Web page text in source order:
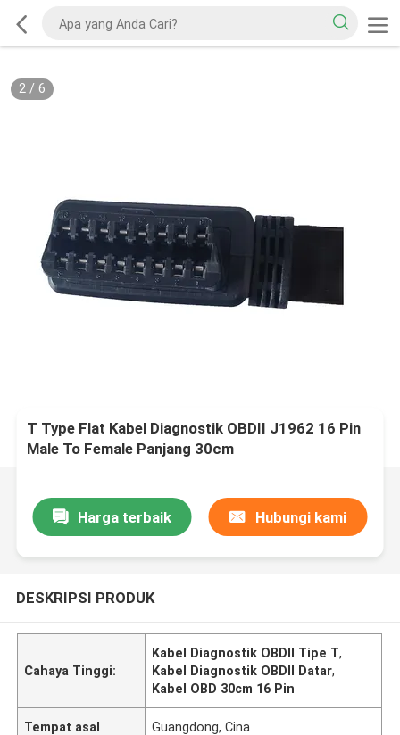
2/ 6
T Type Flat Kabel Diagnostik OBDII J1962 16 Pin
Male To Female Panjang 30cm
Harga terbaik Hubungi kami
DESKRIPSI PRODUK
Cahaya Tinggi:
Kabel Diagnostik OBDII Tipe T,
Kabel Diagnostik OBDII Datar,
Kabel OBD 30cm 16 Pin
Tempat asal Guangdong, Cina